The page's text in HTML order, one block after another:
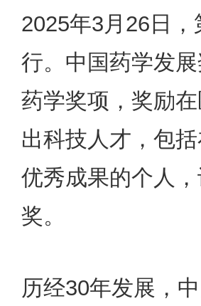
2025年3月26日
行。中国药学发
药学奖项，奖励
出科技人才，包
优秀成果的个人
奖。
历经30年发展，